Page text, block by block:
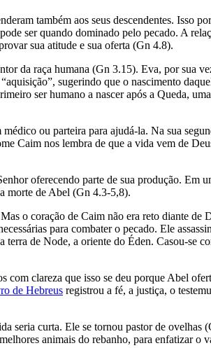
também aos seus descendentes. Isso
ser quando dominado pelo pecado. A
sua atitude e sua oferta (Gn 4.8).
da raça humana (Gn 3.15). Eva, por sua
sugerindo que o nascimento
ser humano a nascer após a Queda,
ou parteira para ajudá-la. Na sua
Caim nos lembra de que a vida vem de
oferecendo parte de sua produção. Em
morte de Abel (Gn 4.3-5,8).
o coração de Caim não era reto diante de
para combater o pecado. Ele
de Node, a oriente do Éden. Casou-se
clareza que isso se deu porque Abel
de Hebreus registrou a fé, a justiça, o
seria curta. Ele se tornou pastor de ovelhas
animais do rebanho, para enfatizar o